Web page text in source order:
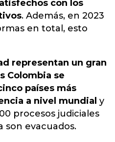
con los
. Además, en 2023
en total, esto
representan un gran
Colombia se
países más
a nivel mundial y
procesos judiciales
son evacuados.